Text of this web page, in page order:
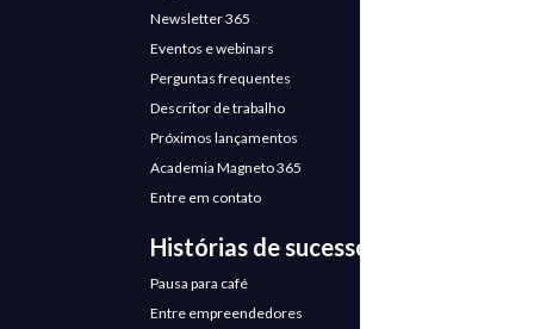
Newsletter 365
Eventos e webinars
Perguntas frequentes
Descritor de trabalho
Próximos lançamentos
Academia Magneto 365
Entre em contato
Histórias de sucesso
Pausa para café
Entre empreendedores